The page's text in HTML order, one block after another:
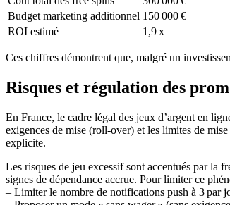
Budget marketing additionnel 150 000 €
ROI estimé
1,9 x
Ces chiffres démontrent que, malgré un
Risques et régulation des
En France, le cadre légal des jeux d’argent en
exigences de mise (roll‑over) et les limites de
explicite.
Les risques de jeu excessif sont accentués par la
signes de dépendance accrue. Pour limiter ce
– Limiter le nombre de notifications push à 3 par